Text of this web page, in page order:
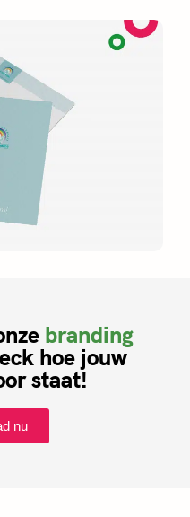
branding
hoe jouw
staat!
nu